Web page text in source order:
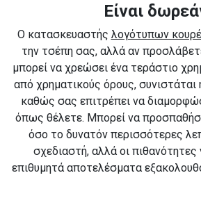
Είναι
Ο κατασκευαστής λογότυπων
την τσέπη σας, αλλά αν
μπορεί να χρεώσει ένα τεράστιο
από χρηματικούς όρους,
καθώς σας επιτρέπει να
όπως θέλετε. Μπορεί να
όσο το δυνατόν περισσότερες
σχεδιαστή, αλλά οι πιθανότητες
επιθυμητά αποτελέσματα